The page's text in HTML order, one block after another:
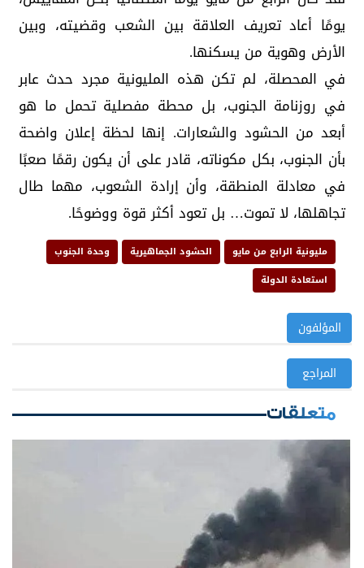
يومًا أعاد تعريف العلاقة بين الشعب وقضيته، وبين
الأرض وهوية من يسكنها.
في المحصلة، لم تكن هذه المليونية مجرد حدث عابر
في روزنامة الجنوب، بل محطة مفصلية تحمل ما هو
أبعد من الحشود والشعارات. إنها لحظة إعلان واضحة
بأن الجنوب، بكل مكوناته، قادر على أن يكون رقمًا صعبًا
في معادلة المنطقة، وأن إرادة الشعوب، مهما طال
تجاهلها، لا تموت… بل تعود أكثر قوة ووضوحًا.
مليونية الرابع من مايو الحشود الجماهيرية
وحدة الجنوب
استعادة الدولة
المؤلفون
المراجع
متعلقات